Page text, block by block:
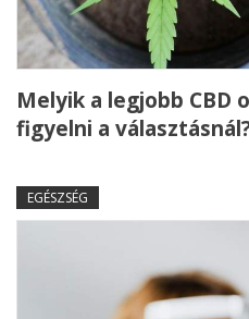
Melyik a legjobb CBD
figyelni a
EGÉSZSÉG